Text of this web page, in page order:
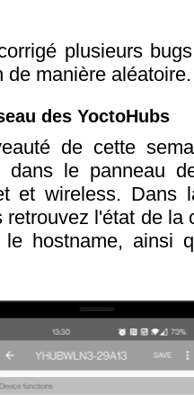
plusieurs
de manière aléatoire.
des YoctoHubs
de cette
dans le panneau
et wireless. Dans
retrouvez l'état de la
hostname, ainsi